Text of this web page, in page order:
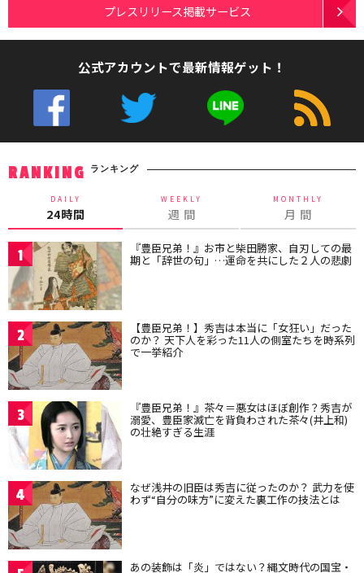
プレスリリース掲載サービス
公式アカウントで最新情報ゲット！
RANKING ランキング
DAILY
24時間
WEEKLY
週 間
MONTHLY
月 間
1 『豊臣兄弟！』お市と柴田勝家、自刃しての最
期と「辞世の句」…運命を共にした２人の悲劇
2 【豊臣兄弟！】秀吉は本当に「女狂い」だった
のか？ 天下人を彩った11人の側室たちを時系列
で一挙紹介
3 『豊臣兄弟！』茶々＝悪女はほぼ創作？秀吉が
溺愛、豊臣家滅亡を背負わされた茶々(井上和)
の壮絶すぎる生涯
4 なぜ浅井の旧臣は秀吉に従ったのか？ 武力を使
わず“自分の味方”に変えた裏工作の技法とは
あの装飾は「炎」ではない？縄文時代の国宝・